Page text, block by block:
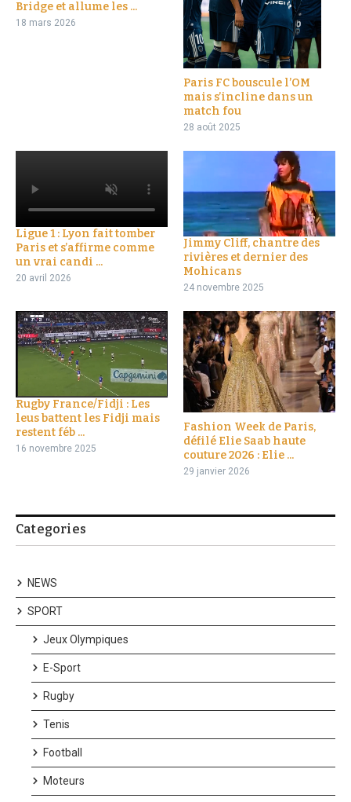
Bridge et allume les ...
18 mars 2026
Paris FC bouscule l’OM
mais s’incline dans un
match fou
28 août 2025
Ligue 1 : Lyon fait tomber
Paris et s’affirme comme
un vrai candi ...
20 avril 2026
Jimmy Cliff, chantre des
rivières et dernier des
Mohicans
24 novembre 2025
Rugby France/Fidji : Les
leus battent les Fidji mais
restent féb ...
16 novembre 2025
Fashion Week de Paris,
défilé Elie Saab haute
couture 2026 : Elie ...
29 janvier 2026
Categories
NEWS
SPORT
Jeux Olympiques
E-Sport
Rugby
Tenis
Football
Moteurs